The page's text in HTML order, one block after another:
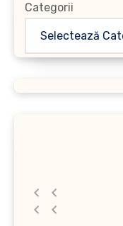
Categorii